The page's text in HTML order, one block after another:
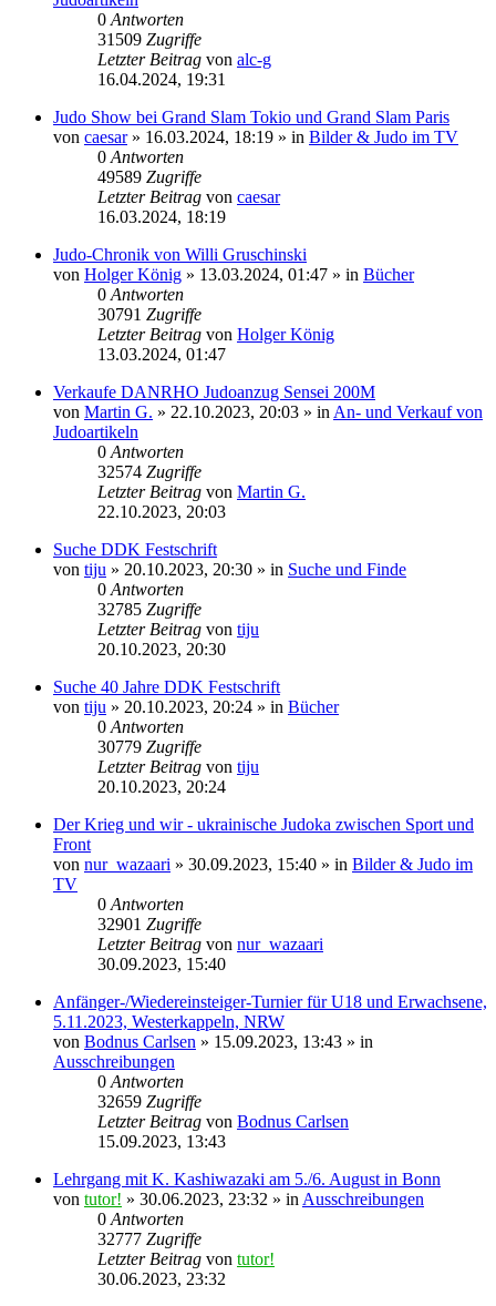
0 Antworten
31509 Zugriffe
Letzter Beitrag von alc-g
16.04.2024, 19:31
Judo Show bei Grand Slam Tokio und Grand Slam Paris
von caesar» 16.03.2024, 18:19 » in Bilder & Judo im TV
0 Antworten
49589 Zugriffe
Letzter Beitrag von caesar
16.03.2024, 18:19
Judo-Chronik von Willi Gruschinski
von Holger König » 13.03.2024, 01:47 » in Bücher
0 Antworten
30791 Zugriffe
Letzter Beitrag von Holger König
13.03.2024, 01:47
Verkaufe DANRHO Judoanzug Sensei 200M
von Martin G. » 22.10.2023, 20:03 » in An- und Verkauf von
Judoartikeln
0 Antworten
32574 Zugriffe
Letzter Beitrag von Martin G.
22.10.2023, 20:03
Suche DDK Festschrift
von tiju » 20.10.2023, 20:30 » in Suche und Finde
0 Antworten
32785 Zugriffe
Letzter Beitrag von tiju
20.10.2023, 20:30
Suche 40 Jahre DDK Festschrift
von tiju » 20.10.2023, 20:24 » in Bücher
0 Antworten
30779 Zugriffe
Letzter Beitrag von tiju
20.10.2023, 20:24
Der Krieg und wir - ukrainische Judoka zwischen Sport und
Front
von nur_wazaari » 30.09.2023, 15:40 » in Bilder & Judo im
TV
0 Antworten
32901 Zugriffe
Letzter Beitrag von nur_wazaari
30.09.2023, 15:40
Anfänger-/Wiedereinsteiger-Turnier für U18 und Erwachsene,
5.11.2023, Westerkappeln, NRW
von Bodnus Carlsen » 15.09.2023, 13:43 » in
Ausschreibungen
0 Antworten
32659 Zugriffe
Letzter Beitrag von Bodnus Carlsen
15.09.2023, 13:43
Lehrgang mit K. Kashiwazaki am 5./6. August in Bonn
von tutor! » 30.06.2023, 23:32 » in Ausschreibungen
0 Antworten
32777 Zugriffe
Letzter Beitrag von tutor!
30.06.2023, 23:32